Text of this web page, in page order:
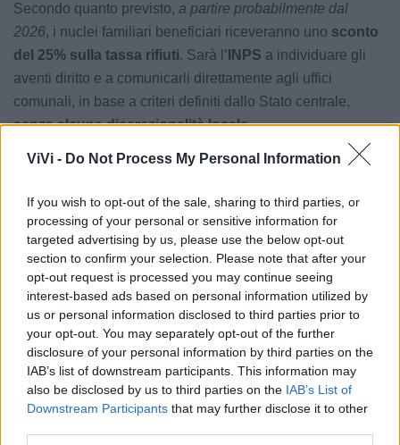
ViVi - Do Not Process My Personal Information
If you wish to opt-out of the sale, sharing to third parties, or
processing of your personal or sensitive information for
targeted advertising by us, please use the below opt-out
section to confirm your selection. Please note that after your
opt-out request is processed you may continue seeing
interest-based ads based on personal information utilized by
us or personal information disclosed to third parties prior to
your opt-out. You may separately opt-out of the further
disclosure of your personal information by third parties on the
IAB’s list of downstream participants. This information may
also be disclosed by us to third parties on the IAB’s List of
Downstream Participants that may further disclose it to other
Secondo quanto previsto, a partire probabilmente dal
2026, i nuclei familiari beneficiari riceveranno uno sconto
del 25% sulla tassa rifiuti. Sarà l’ INPS a individuare gli
aventi diritto e a comunicarli direttamente agli uffici
comunali, in base a criteri definiti dallo Stato centrale,
senza alcuna discrezionalità locale.
Il primo cittadino ha concluso invitando i cittadini a
eventuali dubbi personali o approfondimenti:
Restiamo a
disposizione, come ogni giorno, per quanti vorranno avere
un conforto circa situazioni specifiche.
Le notizie del giorno sul tuo smartphone
Ricevi gratuitamente ogni giorno le notizie della tua
città direttamente sul tuo smartphone. Scarica Telegram
eclicca qui